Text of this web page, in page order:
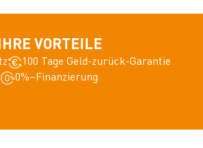
IHRE VORTEILE
100 Tage Geld-zurück-Garantie
0%–Finanzierung